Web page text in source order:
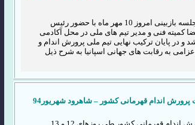
آخرین مرحله جلسه بازبینی امروز 10 مهر ماه با حضور رئیس
کمیته فنی و مدیر تیم های ملی در محل آکادمی
و در پایان ترکیب نهایی تیم ملی پرورش اندام و
به رقابت های جهانی اسپانیا به شرح ذیل
پرورش اندام قهرمانی کشور – شاهرود شهریور94